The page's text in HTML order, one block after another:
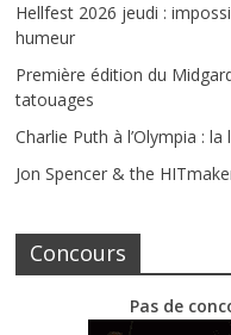
Hellfest 2026 jeudi :
humeur
Première édition du
tatouages
Charlie Puth à l’Olympia :
Jon Spencer & the
Concours
Pas de